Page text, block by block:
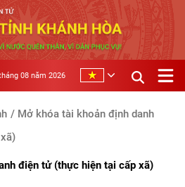
08 năm 2026
/ Mở khóa tài khoản định danh
điện tử (thực hiện tại cấp xã)